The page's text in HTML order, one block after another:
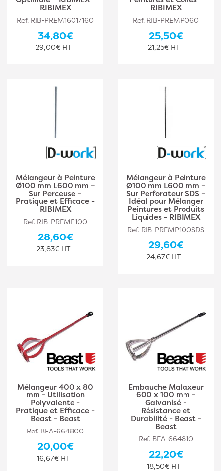
RIBIMEX
Ref. RIB-PREM1601/160
34,80€
29,00€ HT
RIBIMEX
Ref. RIB-PREMP060
25,50€
21,25€ HT
Mélangeur à Peinture
Ø100 mm L600 mm –
Sur Perceuse –
Pratique et Efficace -
RIBIMEX
Ref. RIB-PREMP100
28,60€
23,83€ HT
Mélangeur à Peinture
Ø100 mm L600 mm –
Sur Perforateur SDS –
Idéal pour Mélanger
Peintures et Produits
Liquides - RIBIMEX
Ref. RIB-PREMP100SDS
29,60€
24,67€ HT
Mélangeur 400 x 80
mm - Utilisation
Polyvalente -
Pratique et Efficace -
Beast - Beast
Ref. BEA-664800
20,00€
16,67€ HT
Embauche Malaxeur
600 x 100 mm -
Galvanisé -
Résistance et
Durabilité - Beast -
Beast
Ref. BEA-664810
22,20€
18,50€ HT